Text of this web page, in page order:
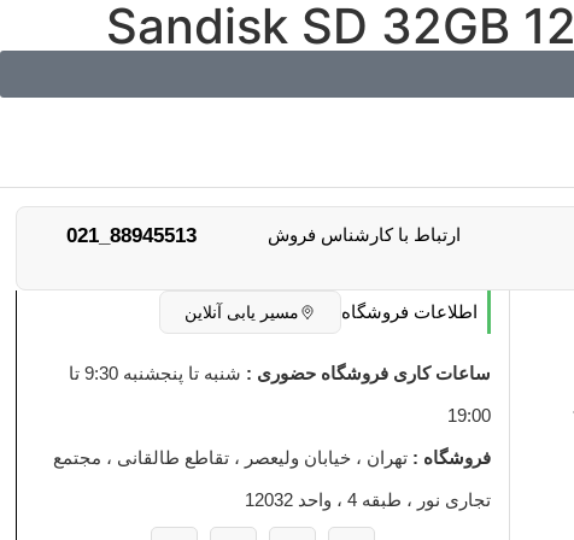
ارتباط با کارشناس فروش 88945513_021
اطلاعات فروشگاه مسیر یابی آنلاین
ساعات کاری فروشگاه حضوری : شنبه تا پنجشنبه 9:30 تا
19:00
فروشگاه : تهران ، خیابان ولیعصر ، تقاطع طالقانی ، مجتمع
تجاری نور ، طبقه 4 ، واحد 12032